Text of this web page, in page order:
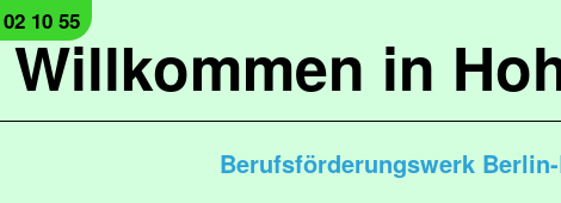
Willkommen in
10 55
Berufsförderungswerk